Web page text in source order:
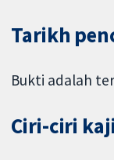
Tarikh
Bukti adalah
Ciri-ciri